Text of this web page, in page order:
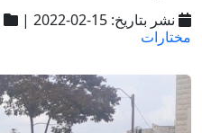
نشر بتاريخ: 15-02-2022 |
مختارات